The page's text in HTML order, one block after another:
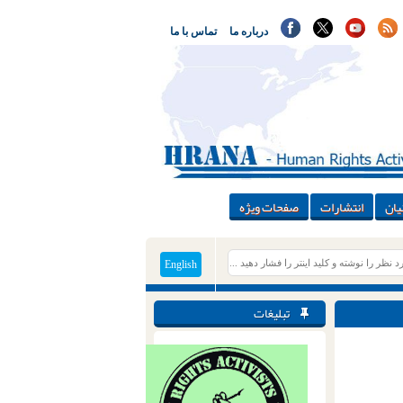
تماس با ما درباره ما
انتشارات صفحات ویژه
English
تبلیغات